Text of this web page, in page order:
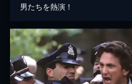
男たちを熱演！